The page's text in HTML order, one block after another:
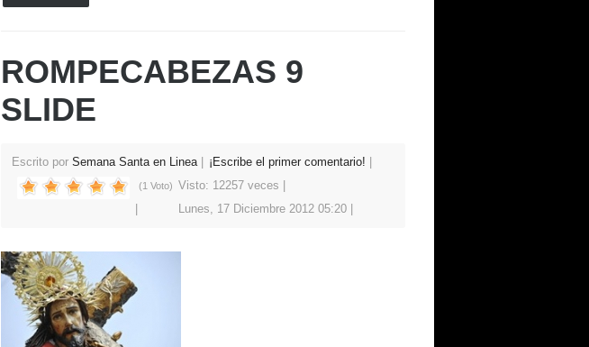
ROMPECABEZAS 9
SLIDE
Escrito porSemana Santa en Linea ¡Escribe el primer comentario!
(1 Voto) Visto: 12257 veces
Lunes, 17 Diciembre 2012 05:20